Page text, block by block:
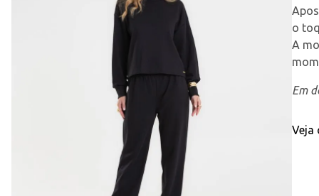
o
A
Em
Veja